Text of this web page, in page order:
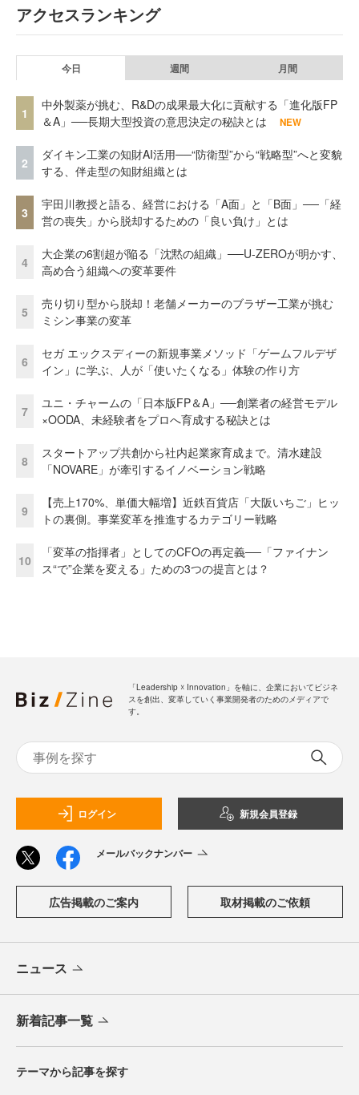
アクセスランキング
今日 週間 月間
1
中外製薬が挑む、R&Dの成果最大化に貢献する「進化版FP
＆A」──長期大型投資の意思決定の秘訣とは
NEW
2
ダイキン工業の知財AI活用──“防衛型”から“戦略型”へと変貌
する、伴走型の知財組織とは
3
宇田川教授と語る、経営における「A面」と「B面」──「経
営の喪失」から脱却するための「良い負け」とは
4
大企業の6割超が陥る「沈黙の組織」──U-ZEROが明かす、
高め合う組織への変革要件
5
売り切り型から脱却！老舗メーカーのブラザー工業が挑む
ミシン事業の変革
6
セガ エックスディーの新規事業メソッド「ゲームフルデザ
イン」に学ぶ、人が「使いたくなる」体験の作り方
7
ユニ・チャームの「日本版FP＆A」──創業者の経営モデル
×OODA、未経験者をプロへ育成する秘訣とは
8
スタートアップ共創から社内起業家育成まで。清水建設
「NOVARE」が牽引するイノベーション戦略
9
【売上170%、単価大幅増】近鉄百貨店「大阪いちご」ヒッ
トの裏側。事業変革を推進するカテゴリー戦略
10
「変革の指揮者」としてのCFOの再定義──「ファイナン
ス“で”企業を変える」ための3つの提言とは？
「Leadership ☓ Innovation」を軸に、企業においてビジネ
スを創出、変革していく事業開発者のためのメディアで
す。
ログイン 新規会員登録
メールバックナンバー
広告掲載のご案内 取材掲載のご依頼
ニュース
新着記事一覧
テーマから記事を探す